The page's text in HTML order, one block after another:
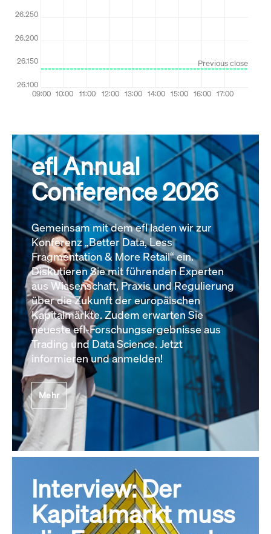
efl Annual
Conference 2026
Gemeinsam mit dem efl laden wir zur
Konferenz „Better Data, Less
Fragmentation & More Retail“ ein.
Diskutieren Sie mit führenden Experten
aus Wissenschaft, Praxis und Regulierung
über die Zukunft der europäischen
Kapitalmärkte. Zudem erwarten Sie
neueste efl-Forschungsergebnisse aus
Trading und Data Science. Jetzt
informieren und anmelden!
Mehr
Interview: Der
Kapitalmarkt muss